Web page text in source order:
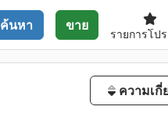
ค้นหา ขาย
รายการโป
ความเกี่